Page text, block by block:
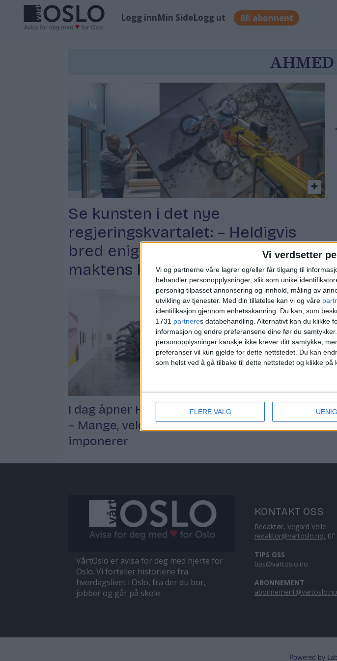
Vi verdsetter
Vi og partnerne våre lagrer og/eller får tilgang til
behandler personopplysninger, slik som unike
personlig tilpasset annonsering og innhold, måling av
utvikling av tjenester. Med din tillatelse kan vi og våre
identifikasjon gjennom enhetsskanning. Du kan, som
1731 partneres databehandling. Alternativt kan du klikke
informasjon og endre preferansene dine før du samtykker.
personopplysninger kanskje ikke krever ditt samtykke,
preferanser vil kun gjelde for dette nettstedet. Du kan
som helst ved å gå tilbake til dette nettstedet og klikke på
FLERE VALG UENIG
Logg innMin SideLogg ut Bli abonnent
Se kunsten i det nye
regjeringskvartalet: – Heldigvis
bred enighet om kunstens plass i
maktens korridorer
I dag åpner Høstutstillingen.
– Mange, veldig mange,
imponerer
VårtOslo er avisa for deg med hjerte for
Oslo. Vi forteller historiene fra
hverdagslivet i Oslo, fra der du bor,
jobber og går på skole.
KONTAKT OSS
Redaktør, Vegard Velle
redaktor@vartoslo.no, tlf:
TIPS OSS
tips@vartoslo.no
ABONNEMENT
abonnement@vartoslo.no
Powered by